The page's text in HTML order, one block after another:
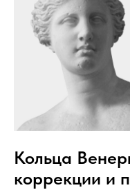
Кольца
коррекции и